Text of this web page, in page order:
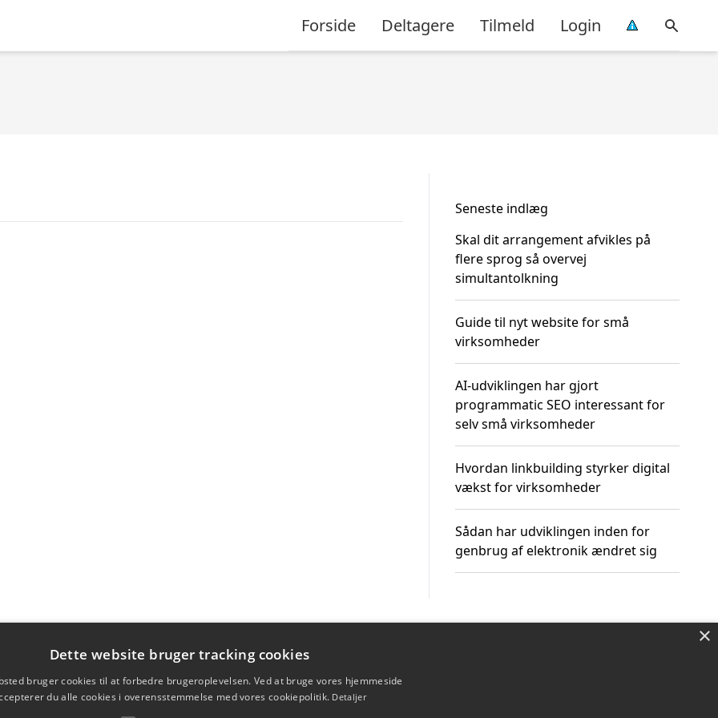
Forside Deltagere Tilmeld Login
Seneste indlæg
Skal dit arrangement afvikles på
flere sprog så overvej
simultantolkning
Guide til nyt website for små
virksomheder
AI-udviklingen har gjort
programmatic SEO interessant for
selv små virksomheder
Hvordan linkbuilding styrker digital
vækst for virksomheder
Sådan har udviklingen inden for
genbrug af elektronik ændret sig
×
Dette website bruger tracking cookies
bruger cookies til at forbedre brugeroplevelsen. Ved at bruge vores hjemmeside
du alle cookies i overensstemmelse med vores cookiepolitik. Detaljer